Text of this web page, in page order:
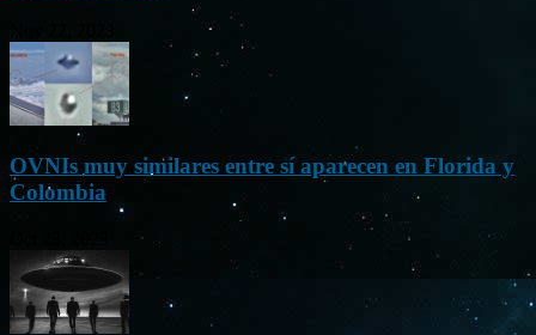
OVNIs muy similares entre sí aparecen en Florida y
Colombia